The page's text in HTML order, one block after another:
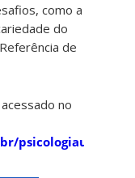
como a
do
de
no
psicologiaufc/